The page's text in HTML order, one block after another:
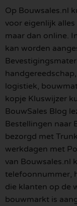
Op Bouwsales.nl
voor eigenlijk
maar dan online.
kan worden
logistiek,
kopje Kluswijzer
BouwSales Blog
Bestellingen naar
bezorgd met
werkdagen met
van Bouwsales.nl
telefoonnummer,
die klanten op de
bouwmarkt is